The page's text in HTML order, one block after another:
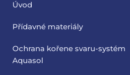
Úvod
Přídavné materiály
Ochrana kořene svaru-systém
Aquasol